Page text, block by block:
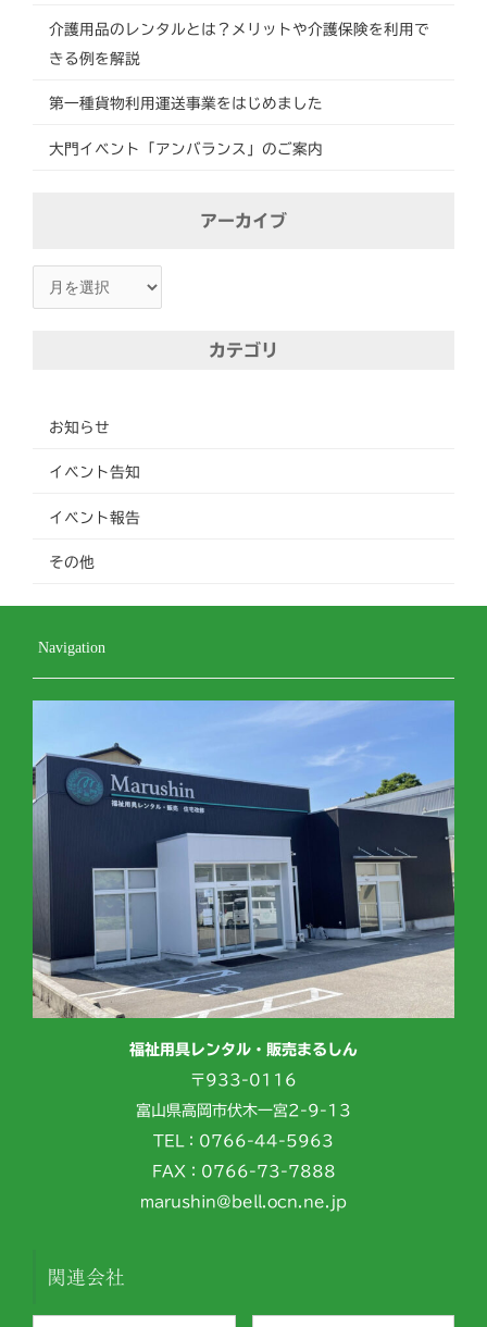
介護用品のレンタルとは？メリットや介護保険を利用で
きる例を解説
第一種貨物利用運送事業をはじめました
大門イベント「アンバランス」のご案内
アーカイブ
カ
カテゴリ
お知らせ
イベント告知
イベント報告
その他
Navigation
福祉用具レンタル・販売まるしん
〒933-0116
富山県高岡市伏木一宮2-9-13
TEL：0766-44-5963
FAX：0766-73-7888
marushin@bell.ocn.ne.jp
関連会社